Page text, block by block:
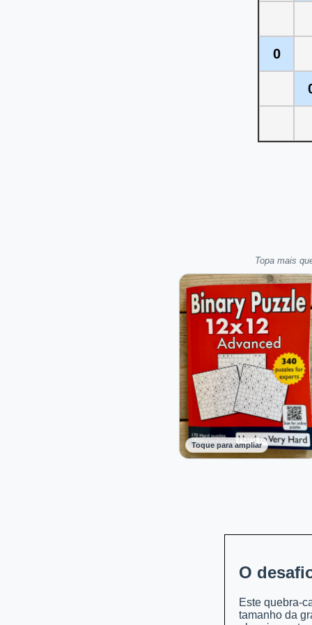
0
Topa mais
Toque para ampliar
O
Este quebra-
tamanho da